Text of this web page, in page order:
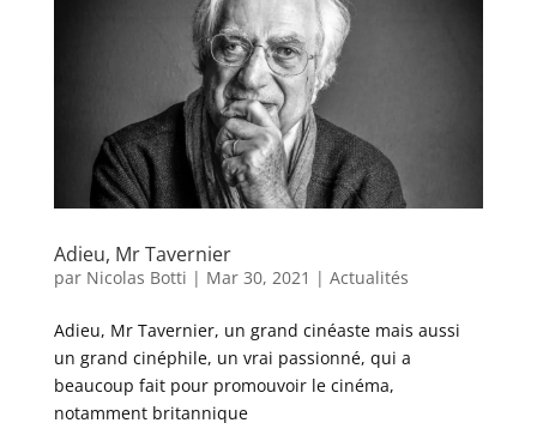
Adieu, Mr Tavernier
par Nicolas Botti | Mar 30, 2021 | Actualités
Adieu, Mr Tavernier, un grand cinéaste mais aussi
un grand cinéphile, un vrai passionné, qui a
beaucoup fait pour promouvoir le cinéma,
notamment britannique